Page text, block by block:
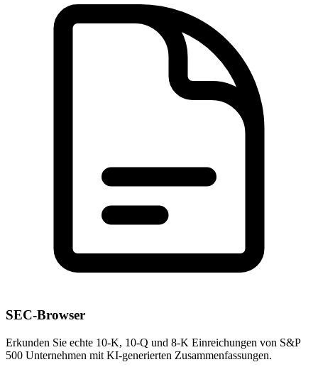
SEC-Browser
Erkunden Sie echte 10-K, 10-Q und 8-K Einreichungen von S&P
500 Unternehmen mit KI-generierten Zusammenfassungen.